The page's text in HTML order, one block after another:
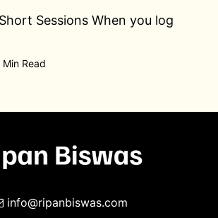
Sessions When you log
Min Read
info@ripanbiswas.com